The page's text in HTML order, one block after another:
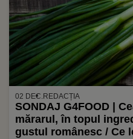
02 DEC.REDACȚIA
SONDAJ G4FOOD |
mărarul, în topul
gustul românesc / Ce